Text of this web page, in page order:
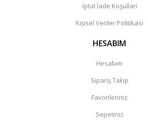
İptal İade Koşullari
Kişisel Veriler Politikası
HESABIM
Hesabım
Sipariş Takip
Favorileriniz
Sepetiniz